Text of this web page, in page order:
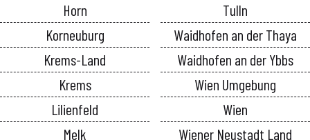
Horn
Korneuburg
Krems-Land
Krems
Lilienfeld
Melk
Tulln
Waidhofen an der Thaya
Waidhofen an der Ybbs
Wien Umgebung
Wien
Wiener Neustadt Land